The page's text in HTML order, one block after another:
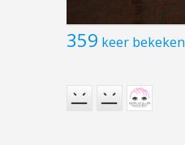
359 keer bekeken